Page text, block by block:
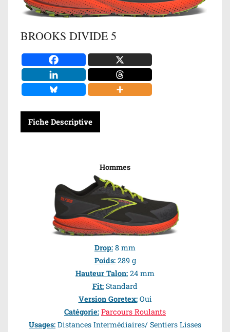
BROOKS DIVIDE 5
Fiche Descriptive
Hommes
Drop: 8 mm
Poids:289 g
Hauteur Talon: 24 mm
Fit: Standard
Version Goretex:Oui
Catégorie: Parcours Roulants
Usages: Distances Intermédiaires/ Sentiers Lisses